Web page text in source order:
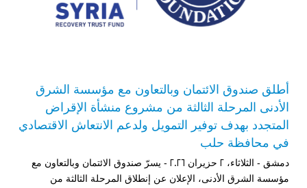
أطلق صندوق الائتمان وبالتعاون مع مؤسسة الشرق
الأدنى المرحلة الثالثة من مشروع منشأة الإقراض
المتجدد بهدف توفير التمويل ولدعم الانتعاش الاقتصادي
في محافظة حلب
دمشق - الثلاثاء، 2 حزيران 2026 - يسرّ صندوق الائتمان وبالتعاون مع
مؤسسة الشرق الأدنى، الإعلان عن إنطلاق المرحلة الثالثة من